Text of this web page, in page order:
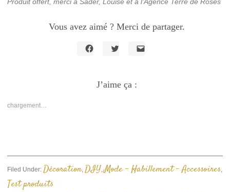
Vous avez aimé ? Merci de partager.
Facebook(ouvre
dans
Twitter(ouvre
dans
J’aime ça :
chargement…
Filed Under: Décoration, DIY,Mode - Habillement - Accessoires,
Test produits